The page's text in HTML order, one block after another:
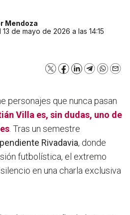
Mendoza
de mayo de 2026 a las 14:15
X Facebook
LinkedInTelegram
personajes que nunca pasan
Villa es, sin dudas, uno de
. Tras un semestre
Rivadavia, donde
futbolística, el extremo
en una charla exclusiva